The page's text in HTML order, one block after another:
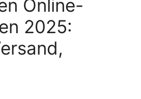
Online-
2025: